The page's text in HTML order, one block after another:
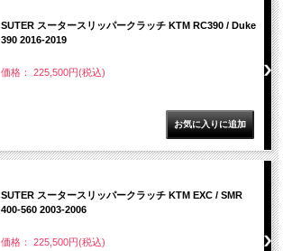
SUTER スータースリッパークラッチ KTM RC390 / Duke
390 2016-2019
価格： 225,500円(税込)
SUTER スータースリッパークラッチ KTM EXC / SMR
400-560 2003-2006
価格： 225,500円(税込)